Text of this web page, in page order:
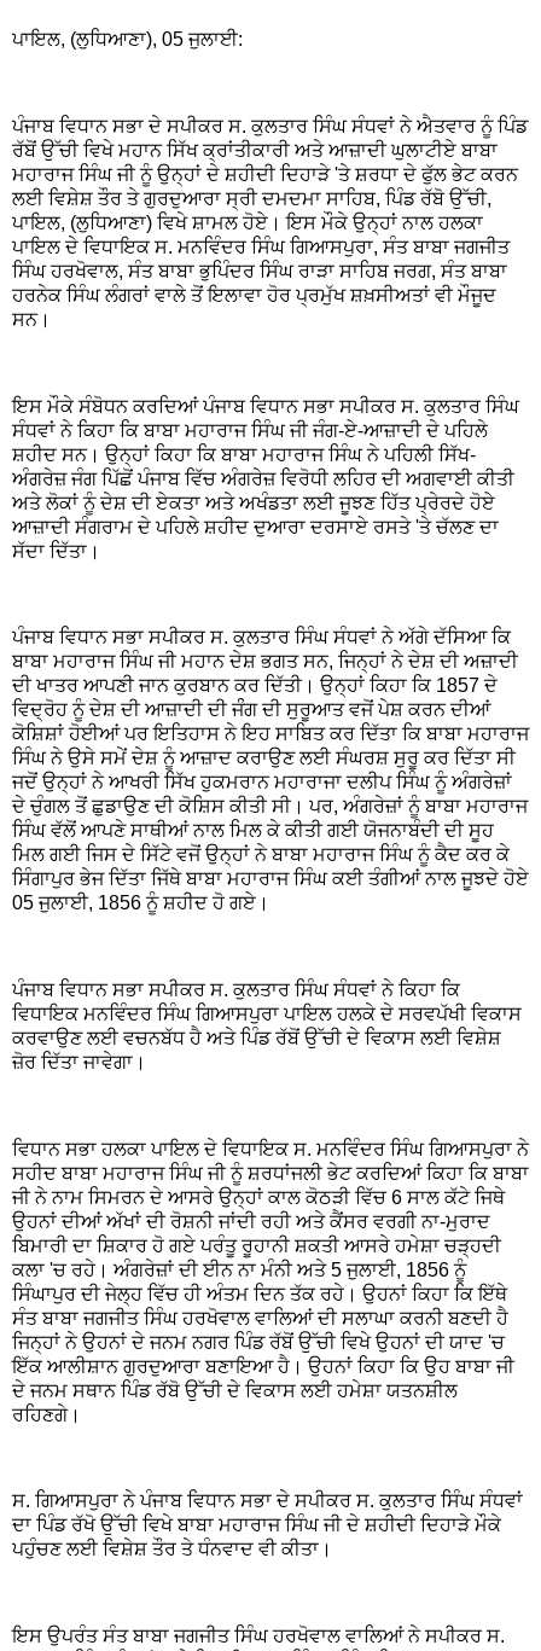
ਪਾਇਲ, (ਲੁਧਿਆਣਾ), 05 ਜੁਲਾਈ:
ਪੰਜਾਬ ਵਿਧਾਨ ਸਭਾ ਦੇ ਸਪੀਕਰ ਸ. ਕੁਲਤਾਰ ਸਿੰਘ ਸੰਧਵਾਂ ਨੇ ਐਤਵਾਰ ਨੂੰ ਪਿੰਡ
ਰੱਬੋਂ ਉੱਚੀ ਵਿਖੇ ਮਹਾਨ ਸਿੱਖ ਕ੍ਰਾਂਤੀਕਾਰੀ ਅਤੇ ਆਜ਼ਾਦੀ ਘੁਲਾਟੀਏ ਬਾਬਾ
ਮਹਾਰਾਜ ਸਿੰਘ ਜੀ ਨੂੰ ਉਨ੍ਹਾਂ ਦੇ ਸ਼ਹੀਦੀ ਦਿਹਾੜੇ 'ਤੇ ਸ਼ਰਧਾ ਦੇ ਫੁੱਲ ਭੇਟ ਕਰਨ
ਲਈ ਵਿਸ਼ੇਸ਼ ਤੌਰ ਤੇ ਗੁਰਦੁਆਰਾ ਸ੍ਰੀ ਦਮਦਮਾ ਸਾਹਿਬ, ਪਿੰਡ ਰੱਬੋ ਉੱਚੀ,
ਪਾਇਲ, (ਲੁਧਿਆਣਾ) ਵਿਖੇ ਸ਼ਾਮਲ ਹੋਏ। ਇਸ ਮੌਕੇ ਉਨ੍ਹਾਂ ਨਾਲ ਹਲਕਾ
ਪਾਇਲ ਦੇ ਵਿਧਾਇਕ ਸ. ਮਨਵਿੰਦਰ ਸਿੰਘ ਗਿਆਸਪੁਰਾ, ਸੰਤ ਬਾਬਾ ਜਗਜੀਤ
ਸਿੰਘ ਹਰਖੋਵਾਲ, ਸੰਤ ਬਾਬਾ ਭੁਪਿੰਦਰ ਸਿੰਘ ਰਾੜਾ ਸਾਹਿਬ ਜਰਗ, ਸੰਤ ਬਾਬਾ
ਹਰਨੇਕ ਸਿੰਘ ਲੰਗਰਾਂ ਵਾਲੇ ਤੋਂ ਇਲਾਵਾ ਹੋਰ ਪ੍ਰਮੁੱਖ ਸ਼ਖ਼ਸੀਅਤਾਂ ਵੀ ਮੌਜੂਦ
ਸਨ।
ਇਸ ਮੌਕੇ ਸੰਬੋਧਨ ਕਰਦਿਆਂ ਪੰਜਾਬ ਵਿਧਾਨ ਸਭਾ ਸਪੀਕਰ ਸ. ਕੁਲਤਾਰ ਸਿੰਘ
ਸੰਧਵਾਂ ਨੇ ਕਿਹਾ ਕਿ ਬਾਬਾ ਮਹਾਰਾਜ ਸਿੰਘ ਜੀ ਜੰਗ-ਏ-ਆਜ਼ਾਦੀ ਦੇ ਪਹਿਲੇ
ਸ਼ਹੀਦ ਸਨ। ਉਨ੍ਹਾਂ ਕਿਹਾ ਕਿ ਬਾਬਾ ਮਹਾਰਾਜ ਸਿੰਘ ਨੇ ਪਹਿਲੀ ਸਿੱਖ-
ਅੰਗਰੇਜ਼ ਜੰਗ ਪਿੱਛੋਂ ਪੰਜਾਬ ਵਿੱਚ ਅੰਗਰੇਜ਼ ਵਿਰੋਧੀ ਲਹਿਰ ਦੀ ਅਗਵਾਈ ਕੀਤੀ
ਅਤੇ ਲੋਕਾਂ ਨੂੰ ਦੇਸ਼ ਦੀ ਏਕਤਾ ਅਤੇ ਅਖੰਡਤਾ ਲਈ ਜੂਝਣ ਹਿੱਤ ਪ੍ਰੇਰਦੇ ਹੋਏ
ਆਜ਼ਾਦੀ ਸੰਗਰਾਮ ਦੇ ਪਹਿਲੇ ਸ਼ਹੀਦ ਦੁਆਰਾ ਦਰਸਾਏ ਰਸਤੇ 'ਤੇ ਚੱਲਣ ਦਾ
ਸੱਦਾ ਦਿੱਤਾ।
ਪੰਜਾਬ ਵਿਧਾਨ ਸਭਾ ਸਪੀਕਰ ਸ. ਕੁਲਤਾਰ ਸਿੰਘ ਸੰਧਵਾਂ ਨੇ ਅੱਗੇ ਦੱਸਿਆ ਕਿ
ਬਾਬਾ ਮਹਾਰਾਜ ਸਿੰਘ ਜੀ ਮਹਾਨ ਦੇਸ਼ ਭਗਤ ਸਨ, ਜਿਨ੍ਹਾਂ ਨੇ ਦੇਸ਼ ਦੀ ਅਜ਼ਾਦੀ
ਦੀ ਖਾਤਰ ਆਪਣੀ ਜਾਨ ਕੁਰਬਾਨ ਕਰ ਦਿੱਤੀ। ਉਨ੍ਹਾਂ ਕਿਹਾ ਕਿ 1857 ਦੇ
ਵਿਦ੍ਰੋਹ ਨੂੰ ਦੇਸ਼ ਦੀ ਆਜ਼ਾਦੀ ਦੀ ਜੰੰਗ ਦੀ ਸੁਰੂਆਤ ਵਜੋਂ ਪੇਸ਼ ਕਰਨ ਦੀਆਂ
ਕੋਸ਼ਿਸ਼ਾਂ ਹੋਈਆਂ ਪਰ ਇਤਿਹਾਸ ਨੇ ਇਹ ਸਾਬਿਤ ਕਰ ਦਿੱਤਾ ਕਿ ਬਾਬਾ ਮਹਾਰਾਜ
ਸਿੰਘ ਨੇ ਉਸੇ ਸਮੇਂ ਦੇਸ਼ ਨੂੰ ਆਜ਼ਾਦ ਕਰਾਉਣ ਲਈ ਸੰਘਰਸ਼ ਸੁਰੂ ਕਰ ਦਿੱਤਾ ਸੀ
ਜਦੋਂ ਉਨ੍ਹਾਂ ਨੇ ਆਖਰੀ ਸਿੱਖ ਹੁਕਮਰਾਨ ਮਹਾਰਾਜਾ ਦਲੀਪ ਸਿੰਘ ਨੂੰ ਅੰਗਰੇਜ਼ਾਂ
ਦੇ ਚੁੰਗਲ ਤੋਂ ਛੁਡਾਉਣ ਦੀ ਕੋਸ਼ਿਸ ਕੀਤੀ ਸੀ। ਪਰ, ਅੰਗਰੇਜ਼ਾਂ ਨੂੰ ਬਾਬਾ ਮਹਾਰਾਜ
ਸਿੰਘ ਵੱਲੋਂ ਆਪਣੇ ਸਾਥੀਆਂ ਨਾਲ ਮਿਲ ਕੇ ਕੀਤੀ ਗਈ ਯੋਜਨਾਬੰਦੀ ਦੀ ਸੂਹ
ਮਿਲ ਗਈ ਜਿਸ ਦੇ ਸਿੱਟੇ ਵਜੋਂ ਉਨ੍ਹਾਂ ਨੇ ਬਾਬਾ ਮਹਾਰਾਜ ਸਿੰਘ ਨੂੰ ਕੈਦ ਕਰ ਕੇ
ਸਿੰਗਾਪੁਰ ਭੇਜ ਦਿੱਤਾ ਜਿੱਥੇ ਬਾਬਾ ਮਹਾਰਾਜ ਸਿੰਘ ਕਈ ਤੰਗੀਆਂ ਨਾਲ ਜੂਝਦੇ ਹੋਏ
05 ਜੁਲਾਈ, 1856 ਨੂੰ ਸ਼ਹੀਦ ਹੋ ਗਏ।
ਪੰਜਾਬ ਵਿਧਾਨ ਸਭਾ ਸਪੀਕਰ ਸ. ਕੁਲਤਾਰ ਸਿੰਘ ਸੰਧਵਾਂ ਨੇ ਕਿਹਾ ਕਿ
ਵਿਧਾਇਕ ਮਨਵਿੰਦਰ ਸਿੰਘ ਗਿਆਸਪੁਰਾ ਪਾਇਲ ਹਲਕੇ ਦੇ ਸਰਵਪੱਖੀ ਵਿਕਾਸ
ਕਰਵਾਉਣ ਲਈ ਵਚਨਬੱਧ ਹੈ ਅਤੇ ਪਿੰਡ ਰੱਬੋਂ ਉੱਚੀ ਦੇ ਵਿਕਾਸ ਲਈ ਵਿਸ਼ੇਸ਼
ਜ਼ੋਰ ਦਿੱਤਾ ਜਾਵੇਗਾ।
ਵਿਧਾਨ ਸਭਾ ਹਲਕਾ ਪਾਇਲ ਦੇ ਵਿਧਾਇਕ ਸ. ਮਨਵਿੰਦਰ ਸਿੰਘ ਗਿਆਸਪੁਰਾ ਨੇ
ਸਹੀਦ ਬਾਬਾ ਮਹਾਰਾਜ ਸਿੰਘ ਜੀ ਨੂੰ ਸ਼ਰਧਾਂਜਲੀ ਭੇਟ ਕਰਦਿਆਂ ਕਿਹਾ ਕਿ ਬਾਬਾ
ਜੀ ਨੇ ਨਾਮ ਸਿਮਰਨ ਦੇ ਆਸਰੇ ਉਨ੍ਹਾਂ ਕਾਲ ਕੋਠੜੀ ਵਿੱਚ 6 ਸਾਲ ਕੱਟੇ ਜਿਥੇ
ਉਹਨਾਂ ਦੀਆਂ ਅੱਖਾਂ ਦੀ ਰੋਸ਼ਨੀ ਜਾਂਦੀ ਰਹੀ ਅਤੇ ਕੈਂਸਰ ਵਰਗੀ ਨਾ-ਮੁਰਾਦ
ਬਿਮਾਰੀ ਦਾ ਸ਼ਿਕਾਰ ਹੋ ਗਏ ਪਰੰਤੂ ਰੂਹਾਨੀ ਸ਼ਕਤੀ ਆਸਰੇ ਹਮੇਸ਼ਾ ਚੜ੍ਹਦੀ
ਕਲਾ 'ਚ ਰਹੇ। ਅੰਗਰੇਜ਼ਾਂ ਦੀ ਈਨ ਨਾ ਮੰਨੀ ਅਤੇ 5 ਜੁਲਾਈ, 1856 ਨੂੰ
ਸਿੰਘਾਪੁਰ ਦੀ ਜੇਲ੍ਹ ਵਿੱਚ ਹੀ ਅੰਤਮ ਦਿਨ ਤੱਕ ਰਹੇ। ਉਹਨਾਂ ਕਿਹਾ ਕਿ ਇੱਥੇ
ਸੰਤ ਬਾਬਾ ਜਗਜੀਤ ਸਿੰਘ ਹਰਖੋਵਾਲ ਵਾਲਿਆਂ ਦੀ ਸਲਾਘਾ ਕਰਨੀ ਬਣਦੀ ਹੈ
ਜਿਨ੍ਹਾਂ ਨੇ ਉਹਨਾਂ ਦੇ ਜਨਮ ਨਗਰ ਪਿੰਡ ਰੱਬੋਂ ਉੱਚੀ ਵਿਖੇ ਉਹਨਾਂ ਦੀ ਯਾਦ 'ਚ
ਇੱਕ ਆਲੀਸ਼ਾਨ ਗੁਰਦੁਆਰਾ ਬਣਾਇਆ ਹੈ। ਉਹਨਾਂ ਕਿਹਾ ਕਿ ਉਹ ਬਾਬਾ ਜੀ
ਦੇ ਜਨਮ ਸਥਾਨ ਪਿੰਡ ਰੱਬੋ ਉੱਚੀ ਦੇ ਵਿਕਾਸ ਲਈ ਹਮੇਸ਼ਾ ਯਤਨਸ਼ੀਲ
ਰਹਿਣਗੇ।
ਸ. ਗਿਆਸਪੁਰਾ ਨੇ ਪੰਜਾਬ ਵਿਧਾਨ ਸਭਾ ਦੇ ਸਪੀਕਰ ਸ. ਕੁਲਤਾਰ ਸਿੰਘ ਸੰਧਵਾਂ
ਦਾ ਪਿੰਡ ਰੱਖੋ ਉੱਚੀ ਵਿਖੇ ਬਾਬਾ ਮਹਾਰਾਜ ਸਿੰਘ ਜੀ ਦੇ ਸ਼ਹੀਦੀ ਦਿਹਾੜੇ ਮੌਕੇ
ਪਹੁੰਚਣ ਲਈ ਵਿਸ਼ੇਸ਼ ਤੌਰ ਤੇ ਧੰਨਵਾਦ ਵੀ ਕੀਤਾ।
ਇਸ ਉਪਰੰਤ ਸੰਤ ਬਾਬਾ ਜਗਜੀਤ ਸਿੰਘ ਹਰਖੋਵਾਲ ਵਾਲਿਆਂ ਨੇ ਸਪੀਕਰ ਸ.